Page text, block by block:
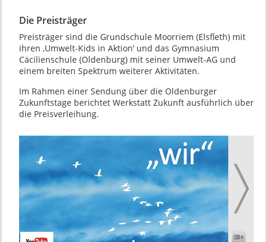
Die Preisträger
Preisträger sind die Grundschule Moorriem (Elsfleth) mit
ihren ‚Umwelt-Kids in Aktion’ und das Gymnasium
Cäcilienschule (Oldenburg) mit seiner Umwelt-AG und
einem breiten Spektrum weiterer Aktivitäten.
Im Rahmen einer Sendung über die Oldenburger
Zukunftstage berichtet Werkstatt Zukunft ausführlich über
die Preisverleihung.